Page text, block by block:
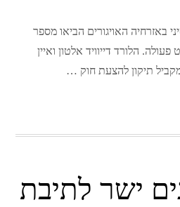
באזרחיה האויגורים הביאו מספר
הלורד דייוויד אלטון ואיין
תיקון להצעת חוק …
ישר לתיבת